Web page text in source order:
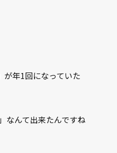
が年1回になっていた
なんて出来たんですね